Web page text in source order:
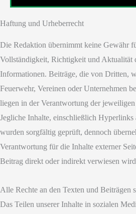
Haftung und Urheberrecht
Die Redaktion übernimmt keine Gewähr
Vollständigkeit, Richtigkeit und Aktualität
Informationen. Beiträge, die von Dritten,
Feuerwehr, Vereinen oder Unternehmen
liegen in der Verantwortung der jeweiligen
Jegliche Inhalte, einschließlich Hyperlinks
wurden sorgfältig geprüft, dennoch
Verantwortung für die Inhalte externer
Beitrag direkt oder indirekt verwiesen
Alle Rechte an den Texten und Beiträgen
Das Teilen unserer Inhalte in sozialen